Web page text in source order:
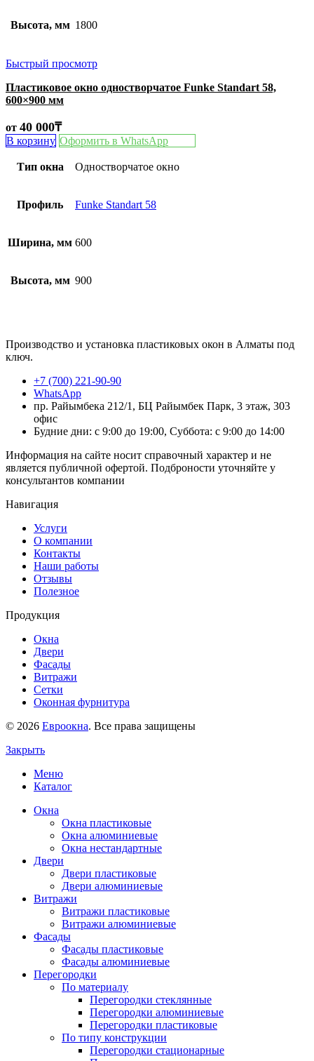
Высота, мм 1800
Быстрый просмотр
Пластиковое окно одностворчатое Funke Standart 58,
600×900 мм
от 40 000₸
В корзину Оформить в WhatsApp
Тип окна Одностворчатое окно
Профиль Funke Standart 58
Ширина, мм 600
Высота, мм 900
Производство и установка пластиковых окон в Алматы под
ключ.
+7 (700) 221-90-90
WhatsApp
пр. Райымбека 212/1, БЦ Райымбек Парк, 3 этаж, 303
офис
Будние дни: с 9:00 до 19:00, Суббота: с 9:00 до 14:00
Информация на сайте носит справочный характер и не
является публичной офертой. Подброности уточняйте у
консультантов компании
Навигация
Услуги
О компании
Контакты
Наши работы
Отзывы
Полезное
Продукция
Окна
Двери
Фасады
Витражи
Сетки
Оконная фурнитура
© 2026 Евроокна. Все права защищены
Закрыть
Меню
Каталог
Окна
Окна пластиковые
Окна алюминиевые
Окна нестандартные
Двери
Двери пластиковые
Двери алюминиевые
Витражи
Витражи пластиковые
Витражи алюминиевые
Фасады
Фасады пластиковые
Фасады алюминиевые
Перегородки
По материалу
Перегородки стеклянные
Перегородки алюминиевые
Перегородки пластиковые
По типу конструкции
Перегородки стационарные